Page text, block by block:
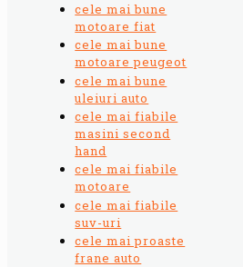
cele mai bune
motoare fiat
cele mai bune
motoare peugeot
cele mai bune
uleiuri auto
cele mai fiabile
masini second
hand
cele mai fiabile
motoare
cele mai fiabile
suv-uri
cele mai proaste
frane auto